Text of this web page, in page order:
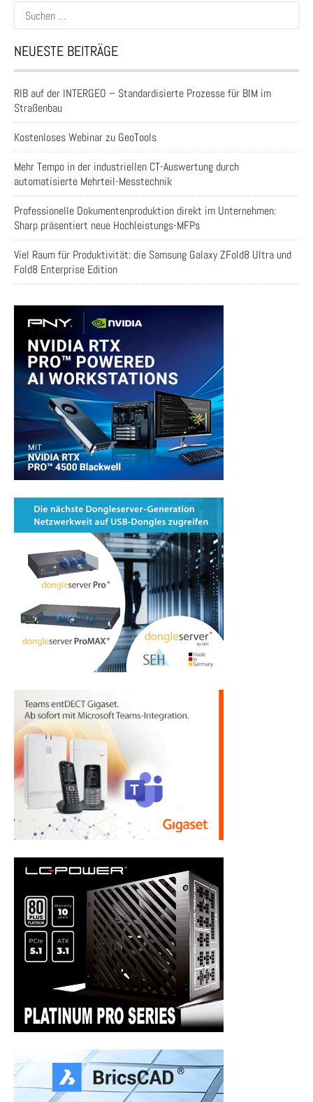
Suchen
nach:
NEUESTE BEITRÄGE
RIB auf der INTERGEO – Standardisierte Prozesse für BIM im
Straßenbau
Kostenloses Webinar zu GeoTools
Mehr Tempo in der industriellen CT-Auswertung durch
automatisierte Mehrteil-Messtechnik
Professionelle Dokumentenproduktion direkt im Unternehmen:
Sharp präsentiert neue Hochleistungs-MFPs
Viel Raum für Produktivität: die Samsung Galaxy ZFold8 Ultra und
Fold8 Enterprise Edition